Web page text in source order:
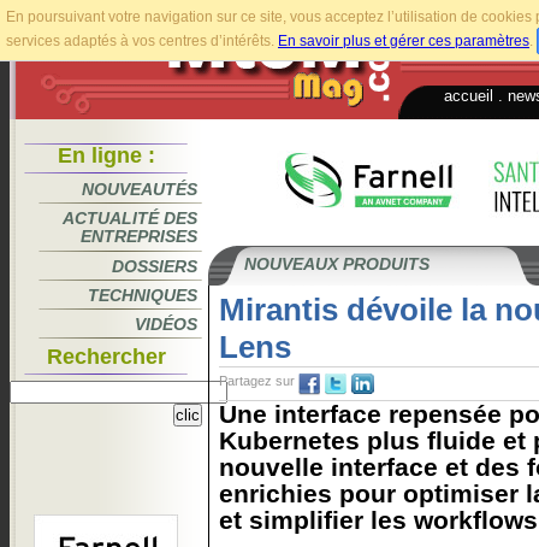
En poursuivant votre navigation sur ce site, vous acceptez l’utilisation de
services adaptés à vos centres d’intérêts. En savoir plus et gérer ces paramètres.
accueil
En ligne :
NOUVEAUTÉS
ACTUALITÉ DES
ENTREPRISES
DOSSIERS
TECHNIQUES
VIDÉOS
Rechercher
NOUVEAUX PRODUITS
Mirantis dévoile la
Lens
Partagez sur
Une interface repensée
Kubernetes plus fluide et
nouvelle interface et des
enrichies pour optimiser
et simplifier les